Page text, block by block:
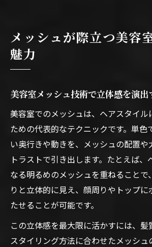
メッシュが際立つ美容
魅力
美容室メッシュ技術で立体感を演出
美容室でのメッシュは、ヘアスタイル
ための代表的なテクニックです。単色
い奥行きや動きを、メッシュの配置や
トラストで引き出します。たとえば、
なる明るめのメッシュを重ねることで
りと立体的に見え、顔周りやトップ
たせることが可能です。
この立体感を最大限に活かすには、
スタイリング方法に合わせたメッシュ